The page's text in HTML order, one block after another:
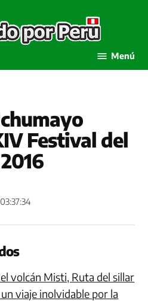
por
Menú
Festival del
volcán Misti, Ruta del sillar
viaje inolvidable por la